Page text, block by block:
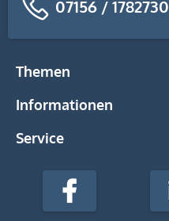
07156 / 1782730
Themen
Informationen
Service
stempel-
Media
Facebook